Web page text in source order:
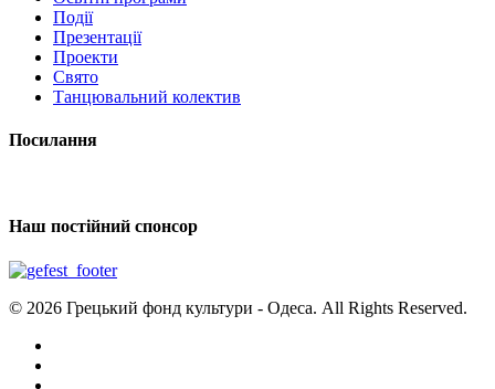
Події
Презентації
Проекти
Свято
Танцювальний колектив
Посилання
Наш постійний спонсор
© 2026 Грецький фонд культури - Одеса. All Rights Reserved.